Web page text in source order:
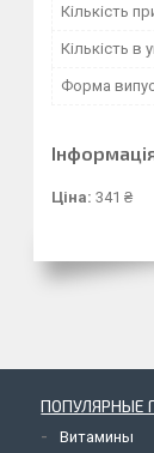
Кількість
Кількість в
Форма
Ціна: 341 ₴
ПОПУЛЯРНЫЕ
Витамины